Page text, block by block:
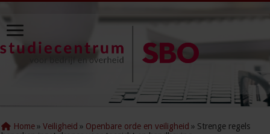
Home » Veiligheid » Openbare orde en veiligheid » Strenge regels